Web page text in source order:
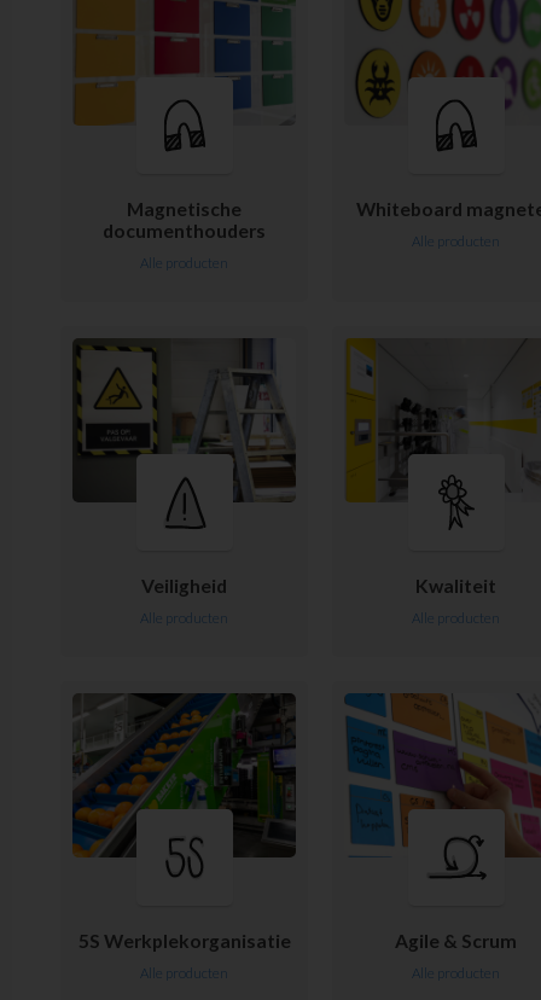
Magnetische
documenthouders
Alle producten
Whiteboard
Alle producten
Veiligheid
Alle producten
Kwaliteit
Alle producten
5S Werkplekorganisatie
Alle producten
Agile & Scrum
Alle producten